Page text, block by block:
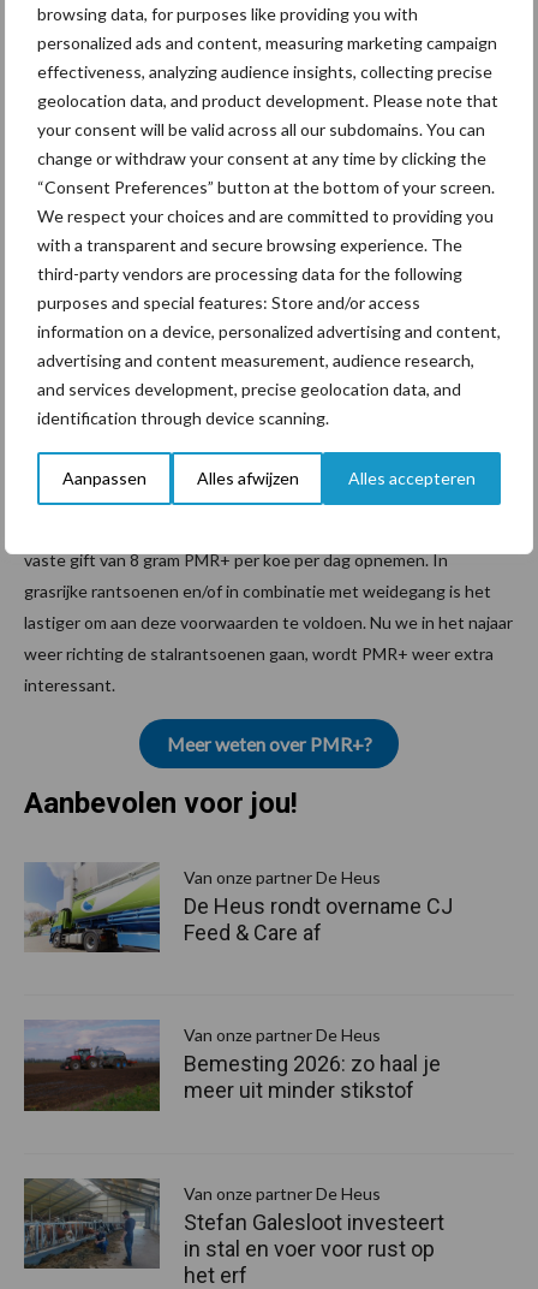
browsing data, for purposes like providing you with
personalized ads and content, measuring marketing campaign
effectiveness, analyzing audience insights, collecting precise
geolocation data, and product development. Please note that
your consent will be valid across all our subdomains. You can
change or withdraw your consent at any time by clicking the
“Consent Preferences” button at the bottom of your screen.
We respect your choices and are committed to providing you
with a transparent and secure browsing experience. The
third-party vendors are processing data for the following
purposes and special features: Store and/or access
information on a device, personalized advertising and content,
advertising and content measurement, audience research,
and services development, precise geolocation data, and
identification through device scanning.
Aanpassen Alles afwijzen Alles accepteren
worden afgevoerd.
Voorbeeld van een bedrijf met 100 melkkoeien:
Hoger voersaldo
100 koeien x € 0,16 x 365 dag
en = € 5.840
Minder mest afvoeren 300 m3x € 10 = € 3.000
Totaal
Jaarlijks € 8.840 meer in de por
temonnee
Voorwaarden voor succes
vaste gift van 8 gram PMR+ per koe per dag opnemen. In
grasrijke rantsoenen en/of in combinatie met weidegang is het
lastiger om aan deze voorwaarden te voldoen. Nu we in het najaar
weer richting de stalrantsoenen gaan, wordt PMR+ weer extra
interessant.
Meer weten over PMR+?
Aanbevolen voor jou!
Van onze partner De Heus
De Heus rondt overname CJ
Feed & Care af
Van onze partner De Heus
Bemesting 2026: zo haal je
meer uit minder stikstof
Van onze partner De Heus
Stefan Galesloot investeert
in stal en voer voor rust op
het erf